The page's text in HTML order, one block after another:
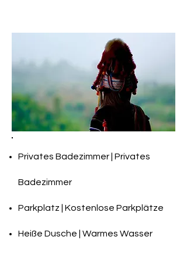
Privates Badezimmer | Privates
Badezimmer
Parkplatz | Kostenlose Parkplätze
Heiße Dusche | Warmes Wasser